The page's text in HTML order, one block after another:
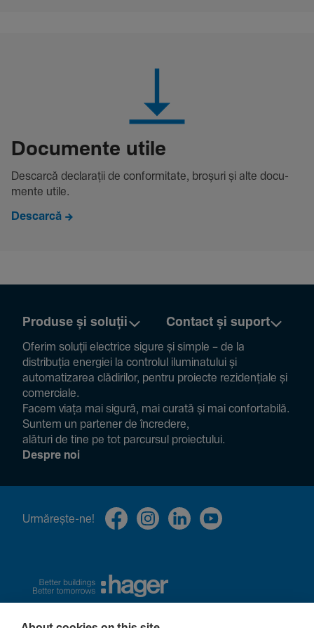
Docu­mente utile
Descarcă decla­rații de conformitate, broșuri și alte docu­
mente utile.
Descarcă
Produse și soluții Contact și suport
Oferim soluții electrice sigure și simple – de la
distribuția energiei la controlul ilumi­na­tului și
auto­ma­ti­zarea clădi­rilor, pentru proiecte rezi­den­țiale și
comer­ciale.
Facem viața mai sigură, mai curată și mai confor­ta­bilă.
Suntem un partener de încre­dere,
alături de tine pe tot parcursul proiec­tului.
Despre noi
Urmă­rește-ne!